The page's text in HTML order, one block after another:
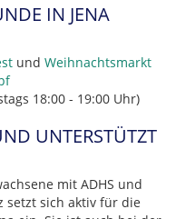
IN JENA
und Weihnachtsmarkt
18:00 - 19:00 Uhr)
UNTERSTÜTZT
mit ADHS und
setzt sich aktiv für die